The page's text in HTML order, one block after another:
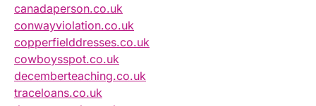
canadaperson.co.uk
conwayviolation.co.uk
copperfielddresses.co.uk
cowboysspot.co.uk
decemberteaching.co.uk
traceloans.co.uk